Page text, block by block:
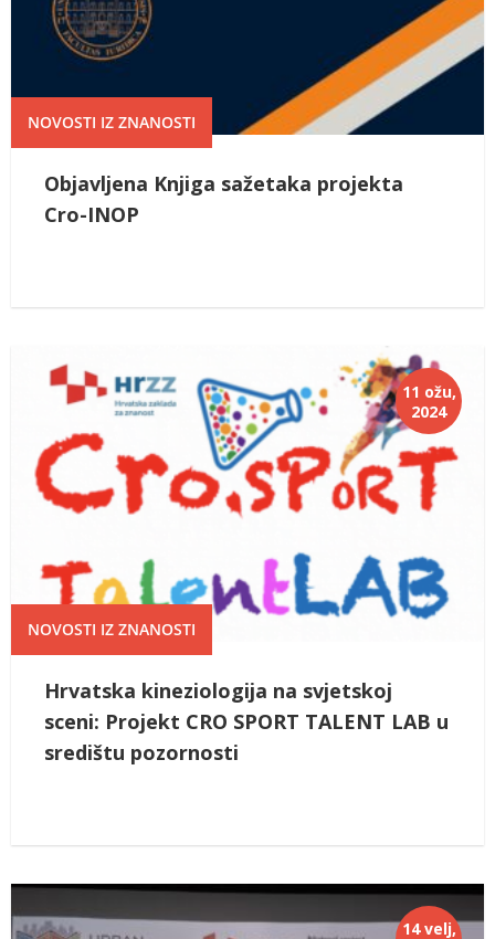
NOVOSTI IZ ZNANOSTI
Objavljena Knjiga sažetaka projekta
Cro-INOP
11 ožu,
2024
NOVOSTI IZ ZNANOSTI
Hrvatska kineziologija na svjetskoj
sceni: Projekt CRO SPORT TALENT LAB u
središtu pozornosti
14 velj,